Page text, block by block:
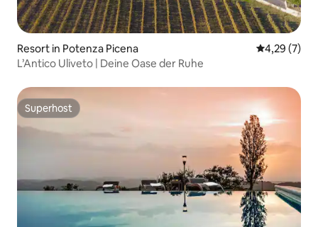
Resort in Potenza Picena
4,29 (7)
L’Antico Uliveto | Deine Oase der Ruhe
Superhost
Superhost